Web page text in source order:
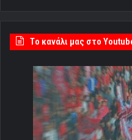
Tο κανάλι μας στο